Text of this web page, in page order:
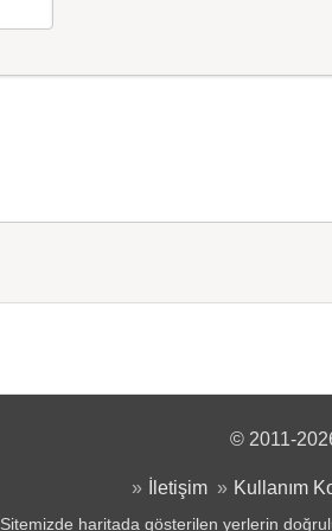
© 2011-
İletişim Kullanım
Sitemizde haritada gösterilen yerlerin